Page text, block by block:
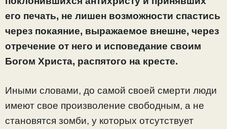
его печать, не лишен возможности спастись
через покаяние, выражаемое внешне, через
отречение от него и исповедание своим
Богом Христа, распятого на кресте.
Иными словами, до самой своей смерти люди
имеют свое произволение свободным, а не
становятся зомби, у которых отсутствует